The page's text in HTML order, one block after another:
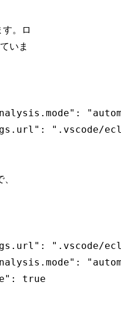
す。ロ
いま
".vscode/
".vscode/
true